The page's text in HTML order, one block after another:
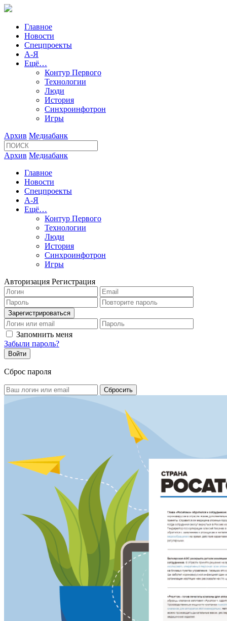
Главное
Новости
Спецпроекты
А-Я
Ещё…
Контур Первого
Технологии
Люди
История
Синхроинфотрон
Игры
Архив Медиабанк
Архив Медиабанк
Главное
Новости
Спецпроекты
А-Я
Ещё…
Контур Первого
Технологии
Люди
История
Синхроинфотрон
Игры
Авторизация Регистрация
Запомнить меня
Забыли пароль?
Сброс пароля